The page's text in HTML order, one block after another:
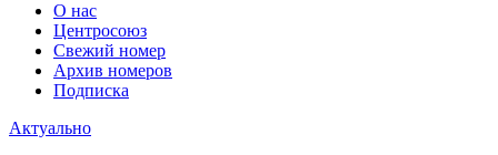
О нас
Центросоюз
Свежий номер
Архив номеров
Подписка
Актуально